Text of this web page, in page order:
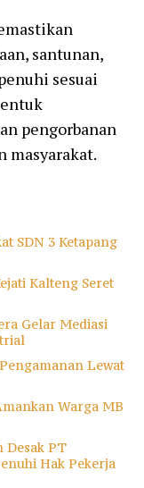
santunan,
sesuai
pengorbanan
masyarakat.
SDN 3 Ketapang
Kalteng Seret
Gelar Mediasi
Lewat
Warga MB
Desak PT
Hak Pekerja